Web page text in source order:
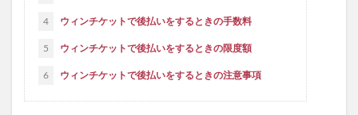
4 ウィンチケットで後払いをするときの手数料
5 ウィンチケットで後払いをするときの限度額
6 ウィンチケットで後払いをするときの注意事項